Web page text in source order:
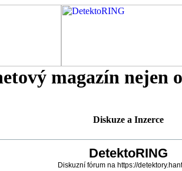
magazín nejen
Diskuze a Inzerce
DetektoRING
Diskuzní fórum na https://